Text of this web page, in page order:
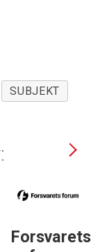
SUBJEKT
Forsvarets